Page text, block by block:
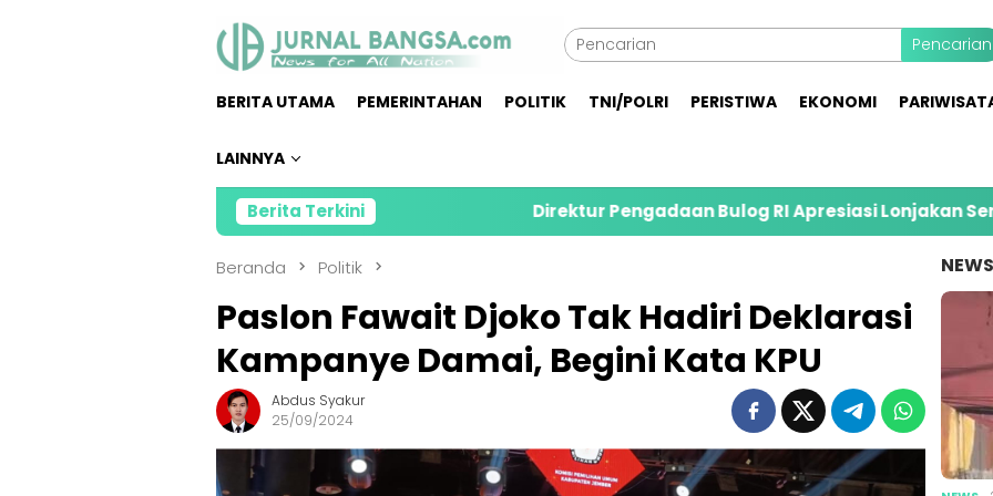
Pencarian
BERITA UTAMA PEMERINTAHAN POLITIK TNI/POLRI PERISTIWA EKONOMI
LAINNYA
Berita Terkini Direktur Pengadaan Bulog RI Apresiasi Lonjakan Serapan
Beranda Politik
Paslon Fawait Djoko Tak Hadiri Deklarasi
Kampanye Damai, Begini Kata KPU
Abdus Syakur
25/09/2024
NEWS